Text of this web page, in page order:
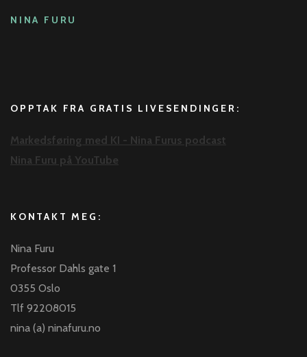
NINA FURU
OPPTAK FRA GRATIS LIVESENDINGER:
Markedsføring med KI - Nina Furus podcast
Nina Furu på YouTube
KONTAKT MEG:
Nina Furu
Professor Dahls gate 1
0355 Oslo
Tlf 92208015
nina (a) ninafuru.no